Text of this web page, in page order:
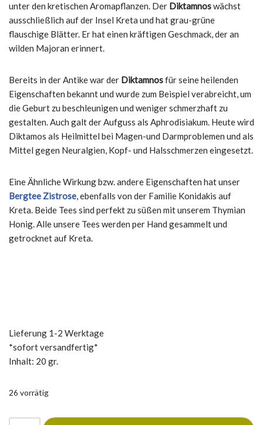
unter den kretischen Aromapflanzen. Der Diktamnoswächst
ausschließlich auf der Insel Kreta und hat grau-grüne
flauschige Blätter. Er hat einen kräftigen Geschmack, der an
wilden Majoran erinnert.
Bereits in der Antike war der Diktamnosfür seine heilenden
Eigenschaften bekannt und wurde zum Beispiel verabreicht, um
die Geburt zu beschleunigen und weniger schmerzhaft zu
gestalten. Auch galt der Aufguss als Aphrodisiakum. Heute wird
Diktamos als Heilmittel bei Magen-und Darmproblemen und als
Mittel gegen Neuralgien, Kopf- und Halsschmerzen eingesetzt.
Eine Ähnliche Wirkung bzw. andere Eigenschaften hat unser
Bergtee Zistrose, ebenfalls von der Familie Konidakis auf
Kreta. Beide Tees sind perfekt zu süßen mit unserem Thymian
Honig. Alle unsere Tees werden per Hand gesammelt und
getrocknet auf Kreta.
Lieferung 1-2 Werktage
*sofort versandfertig*
Inhalt: 20 gr.
26 vorrätig